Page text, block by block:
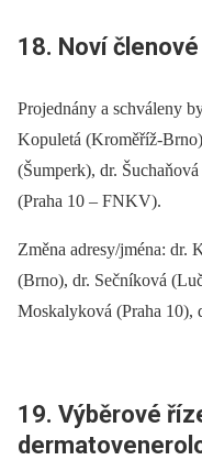
18. Noví členové
Projednány a schváleny
Kopuletá (Kroměříž-
(Šumperk), dr.
(Praha 10 –⁠ FNKV).
Změna adresy/jména: dr.
(Brno), dr. Sečníková
Moskalyková (Praha 10),
19. Výběrové